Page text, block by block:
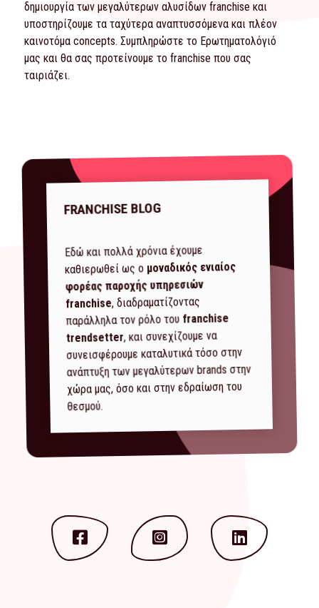
δημιουργία των μεγαλύτερων αλυσίδων franchise και
υποστηρίζουμε τα ταχύτερα αναπτυσσόμενα και πλέον
καινοτόμα concepts. Συμπληρώστε το Ερωτηματολόγιό
μας και θα σας προτείνουμε το franchise που σας
ταιριάζει.
FRANCHISE BLOG
Εδώ και πολλά χρόνια έχουμε
καθιερωθεί ως ο μοναδικός ενιαίος
φορέας παροχής υπηρεσιών
franchise, διαδραματίζοντας
παράλληλα τον ρόλο του franchise
trendsetter, και συνεχίζουμε να
συνεισφέρουμε καταλυτικά τόσο στην
ανάπτυξη των μεγαλύτερων brands στην
χώρα μας, όσο και στην εδραίωση του
θεσμού.